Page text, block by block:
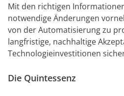
Mit den richtigen
notwendige Änderungen
von der Automatisierung zu
langfristige, nachhaltige
Technologieinvestitionen
Die Quintessenz